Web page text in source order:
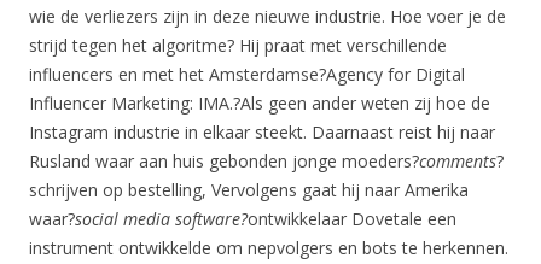
wie de verliezers zijn in deze nieuwe industrie. Hoe voer je de
strijd tegen het algoritme? Hij praat met verschillende
influencers en met het Amsterdamse?Agency for Digital
Influencer Marketing: IMA.?Als geen ander weten zij hoe de
Instagram industrie in elkaar steekt. Daarnaast reist hij naar
Rusland waar aan huis gebonden jonge moeders?comments?
schrijven op bestelling, Vervolgens gaat hij naar Amerika
waar?social media software?ontwikkelaar Dovetale een
instrument ontwikkelde om nepvolgers en bots te herkennen.